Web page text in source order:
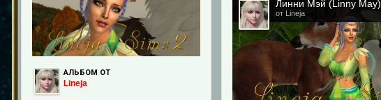
АЛЬБОМ ОТ
Lineja
Линни Мэй (Linny May)
от Lineja